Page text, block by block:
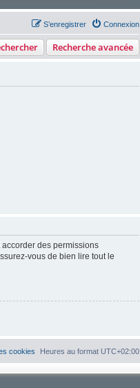
Connexion
S’enregistrer
Recherche avancée
des permissions
vous de bien lire tout le
Heures au format UTC+02:00
cookies